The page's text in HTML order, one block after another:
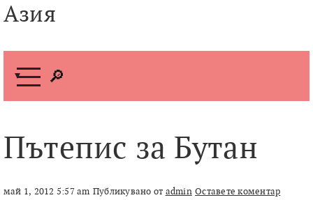
Азия
М
н
Пътепис за Бутан
май 1, 2012 5:57 am Публикувано от admin Оставете коментар